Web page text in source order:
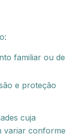
familiar ou de
e proteção
cuja
variar conforme